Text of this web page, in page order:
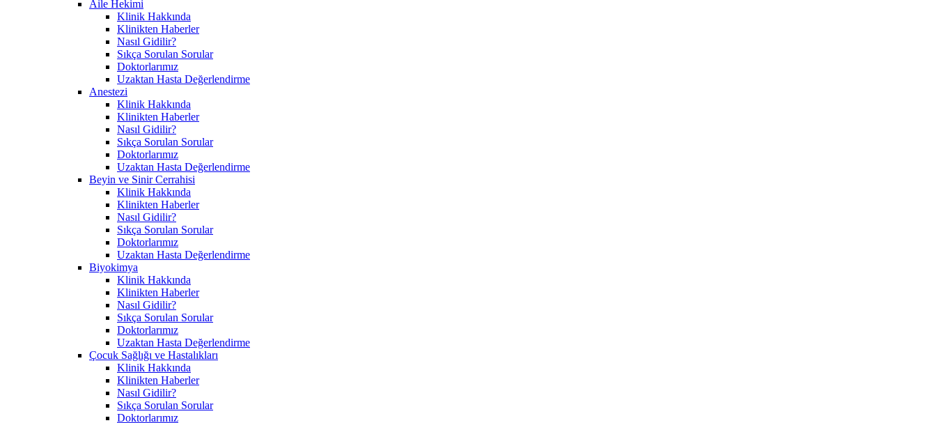
Aile Hekimi
Klinik Hakkında
Klinikten Haberler
Nasıl Gidilir?
Sıkça Sorulan Sorular
Doktorlarımız
Uzaktan Hasta Değerlendirme
Anestezi
Klinik Hakkında
Klinikten Haberler
Nasıl Gidilir?
Sıkça Sorulan Sorular
Doktorlarımız
Uzaktan Hasta Değerlendirme
Beyin ve Sinir Cerrahisi
Klinik Hakkında
Klinikten Haberler
Nasıl Gidilir?
Sıkça Sorulan Sorular
Doktorlarımız
Uzaktan Hasta Değerlendirme
Biyokimya
Klinik Hakkında
Klinikten Haberler
Nasıl Gidilir?
Sıkça Sorulan Sorular
Doktorlarımız
Uzaktan Hasta Değerlendirme
Çocuk Sağlığı ve Hastalıkları
Klinik Hakkında
Klinikten Haberler
Nasıl Gidilir?
Sıkça Sorulan Sorular
Doktorlarımız